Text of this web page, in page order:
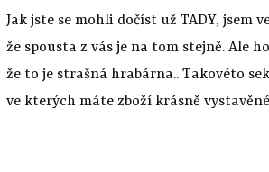
Jak jste se mohli dočíst už TADY, jsem
že spousta z vás je na tom stejně. Ale
že to je strašná hrabárna.. Takovéto
ve kterých máte zboží krásně vystavěné